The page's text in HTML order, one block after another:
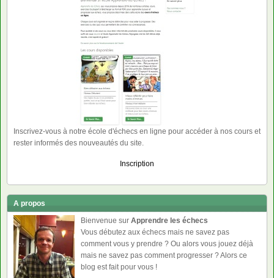
Inscrivez-vous à notre école d'échecs en ligne pour accéder à nos cours et
rester informés des nouveautés du site.
Inscription
A propos
Bienvenue sur Apprendre les échecs
Vous débutez aux échecs mais ne savez pas
comment vous y prendre ? Ou alors vous jouez déjà
mais ne savez pas comment progresser ? Alors ce
blog est fait pour vous !